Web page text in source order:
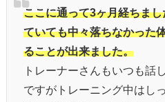
ここに通って3ヶ月経ちま
ていても中々落ちなかった
ることが出来ました。
トレーナーさんもいつも話
ですがトレーニング中はし